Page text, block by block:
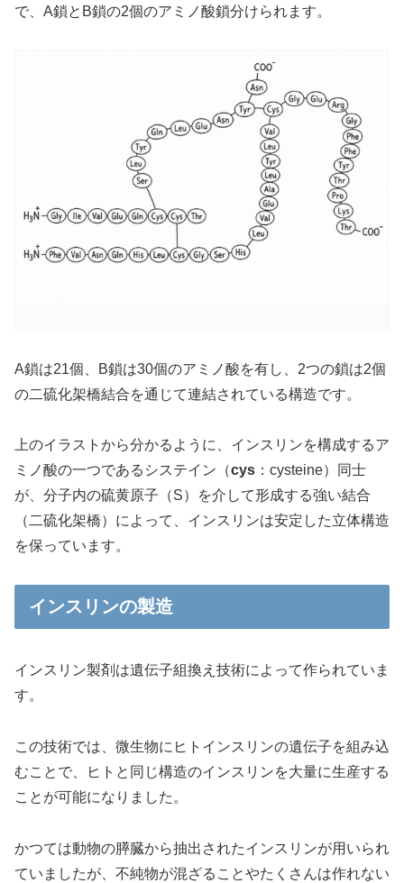
で、A鎖とB鎖の2個のアミノ酸鎖分けられます。
A鎖は21個、B鎖は30個のアミノ酸を有し、2つの鎖は2個
の二硫化架橋結合を通じて連結されている構造です。
上のイラストから分かるように、インスリンを構成するア
ミノ酸の一つであるシステイン（cys ：cysteine）同士
が、分子内の硫黄原子（S）を介して形成する強い結合
（二硫化架橋）によって、インスリンは安定した立体構造
を保っています。
インスリンの製造
インスリン製剤は遺伝子組換え技術によって作られていま
す。
この技術では、微生物にヒトインスリンの遺伝子を組み込
むことで、ヒトと同じ構造のインスリンを大量に生産する
ことが可能になりました。
かつては動物の膵臓から抽出されたインスリンが用いられ
ていましたが、不純物が混ざることやたくさんは作れない